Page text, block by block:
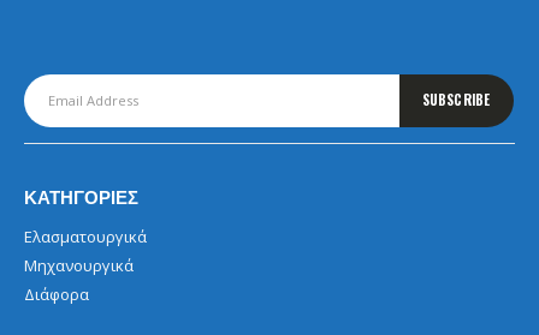
ΚΑΤΗΓΟΡΙΕΣ
Ελασματουργικά
Μηχανουργικά
Διάφορα